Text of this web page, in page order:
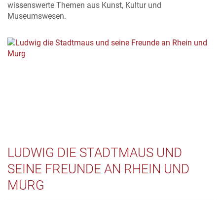
wissenswerte Themen aus Kunst, Kultur und
Museumswesen.
LUDWIG DIE STADTMAUS UND
SEINE FREUNDE AN RHEIN UND
MURG